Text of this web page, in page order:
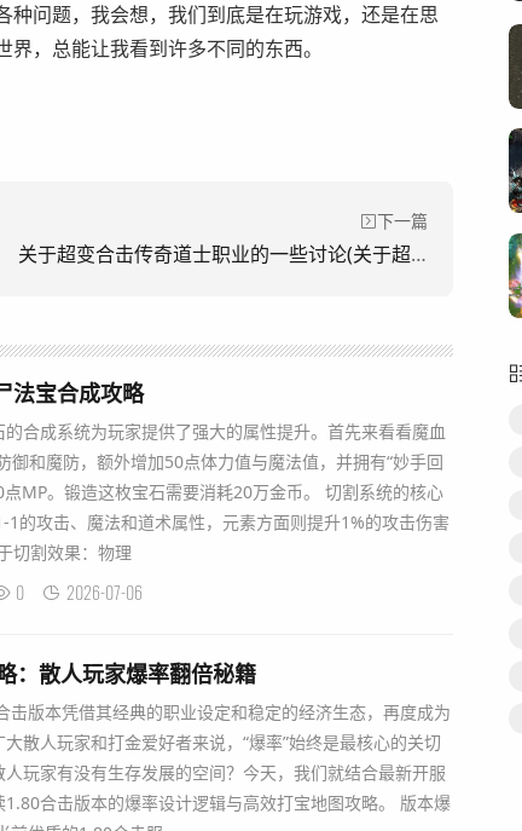
问题，我会想，我们到底是在玩游戏，还是在思
，总能让我看到许多不同的东西。
下一篇
关于超变合击传奇道士职业的一些讨论(关于超变攻击中传奇道士职业的一些讨论)
法宝合成攻略
合成系统为玩家提供了强大的属性提升。首先来看看魔血
御和魔防，额外增加50点体力值与魔法值，并拥有“妙手回
MP。锻造这枚宝石需要消耗20万金币。 切割系统的核心
1的攻击、魔法和道术属性，元素方面则提升1%的攻击伤害
切割效果：物理
0 2026-07-06
：散人玩家爆率翻倍秘籍
版本凭借其经典的职业设定和稳定的经济生态，再度成为
散人玩家和打金爱好者来说，“爆率”始终是最核心的关切
玩家有没有生存发展的空间？今天，我们就结合最新开服
合击版本的爆率设计逻辑与高效打宝地图攻略。 版本爆